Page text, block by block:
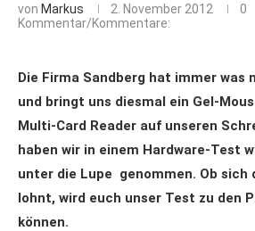
von Markus 2. November 2012
0
Kommentar/Kommentare:
Die Firma Sandberg hat immer was
und bringt uns diesmal ein Gel-
Multi-Card Reader auf unseren
haben wir in einem Hardware-Test
unter die Lupe genommen. Ob sich
lohnt, wird euch unser Test zu den
können.